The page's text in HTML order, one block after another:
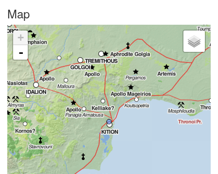
Map
+
-